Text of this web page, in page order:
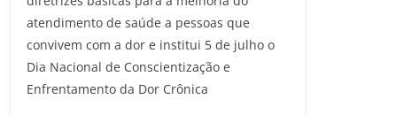
atendimento de saúde a pessoas que
convivem com a dor e institui 5 de julho o
Dia Nacional de Conscientização e
Enfrentamento da Dor Crônica